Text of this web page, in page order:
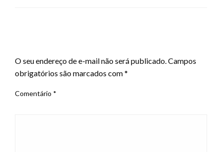
O seu endereço de e-mail não será publicado.Campos
obrigatórios são marcados com*
Comentário *